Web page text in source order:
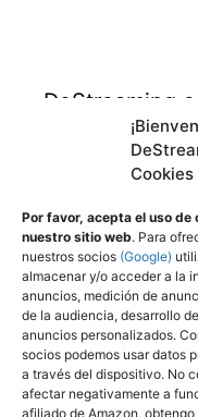
Cookies
Por favor, acepta el uso de
nuestro sitio web. Para
nuestros socios (Google)
almacenar y/o acceder a la
anuncios, medición de
de la audiencia, desarrollo
anuncios personalizados.
socios podemos usar datos
a través del dispositivo. No
afectar negativamente a
afiliado de Amazon,
En calidad de
cumplen los
Utilizamos
mejorar
publicidad a
análisis de sus
Puede cambiar